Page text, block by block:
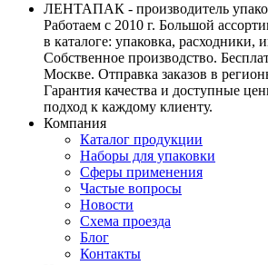
ЛЕНТАПАК - производитель
Работаем с 2010 г. Большой
в каталоге: упаковка, расходники,
Собственное производство.
Москве. Отправка заказов в
Гарантия качества и доступные
подход к каждому клиенту.
Компания
Каталог продукции
Наборы для упаковки
Сферы применения
Частые вопросы
Новости
Схема проезда
Блог
Контакты